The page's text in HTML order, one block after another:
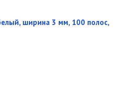
ширина 3 мм, 100 полос,